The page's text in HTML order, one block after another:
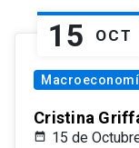
15 OCT
Cristina
15 de